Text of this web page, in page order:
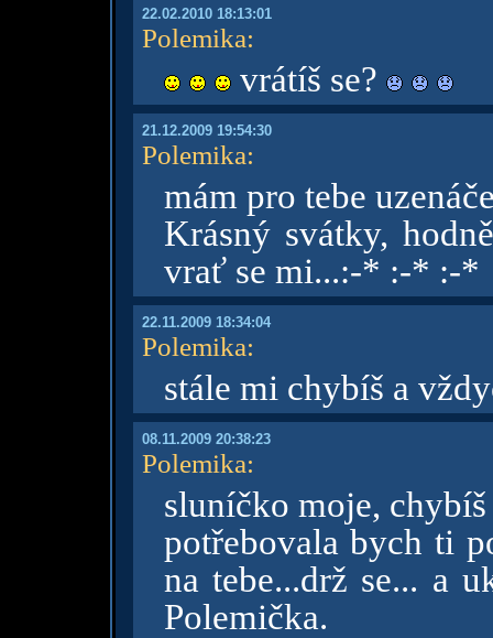
22.02.2010 18:13:01
Polemika:
vrátíš se?
21.12.2009 19:54:30
Polemika:
mám pro tebe
Krásný svátky,
vrať se mi...:-* :-* :-*
22.11.2009 18:34:04
Polemika:
stále mi chybíš a
08.11.2009 20:38:23
Polemika:
sluníčko moje,
potřebovala bych ti
na tebe...drž se... a
Polemička.